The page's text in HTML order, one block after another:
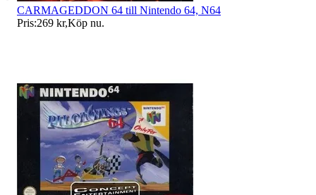
CARMAGEDDON 64 till Nintendo 64, N64
Pris:269 kr,Köp nu.